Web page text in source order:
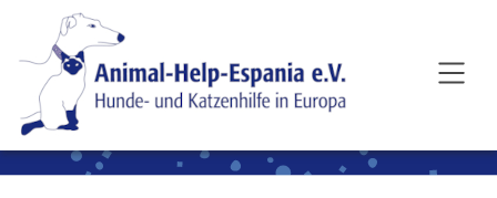
SKIP TO MAIN CONTENT